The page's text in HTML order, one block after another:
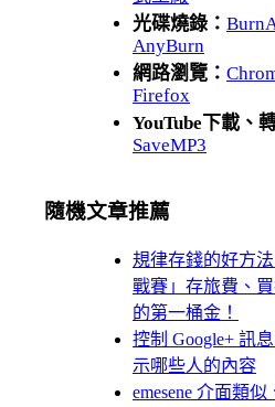
光碟燒錄：
AnyBurn
網路瀏覽：
Firefox
YouTube下載、
SaveMP3
隨機文章推薦
規律存錢的好方
戰賽」存旅費、
的第一桶金！
控制 Google+ 訊
示哪些人的內容
emesene 介面類